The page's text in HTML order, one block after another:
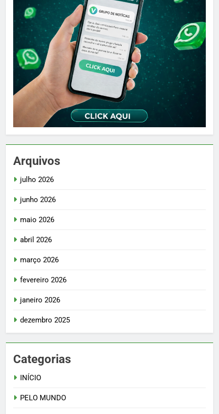
Arquivos
julho 2026
junho 2026
maio 2026
abril 2026
março 2026
fevereiro 2026
janeiro 2026
dezembro 2025
Categorias
INÍCIO
PELO MUNDO